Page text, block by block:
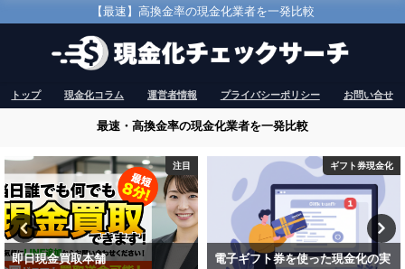
【最速】高換金率の現金化業者を一発比較
トップ 現金化コラム 運営者情報 プライバシーポリシー お問い合せ
最速・高換金率の現金化業者を一発比較
ギフト券現金化
電子ギフト券を使った現金化の実
注目
アースサポート